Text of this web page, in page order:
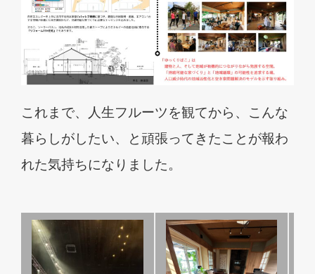
これまで、人生フルーツを観てから、こんな
暮らしがしたい、と頑張ってきたことが報わ
れた気持ちになりました。